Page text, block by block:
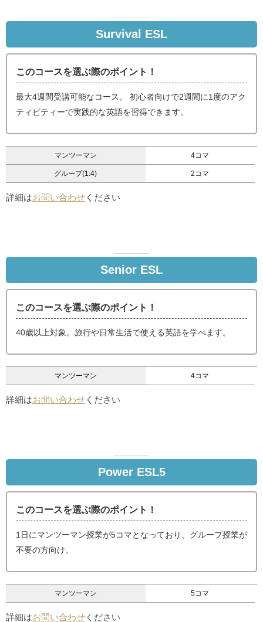
Survival ESL
このコースを選ぶ際のポイント！
最大4週間受講可能なコース。 初心者向けで2週間に1度のアク
ティビティーで実践的な英語を習得できます。
マンツーマン 4コマ
グループ(1:4) 2コマ
詳細はお問い合わせ ください
Senior ESL
このコースを選ぶ際のポイント！
40歳以上対象。旅行や日常生活で使える英語を学べます。
マンツーマン 4コマ
詳細はお問い合わせ ください
Power ESL5
このコースを選ぶ際のポイント！
1日にマンツーマン授業が5コマとなっており、グループ授業が
不要の方向け。
マンツーマン 5コマ
詳細はお問い合わせ ください